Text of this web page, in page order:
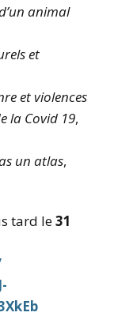
animal
et
et violences
la Covid 19,
un atlas,
tard le31